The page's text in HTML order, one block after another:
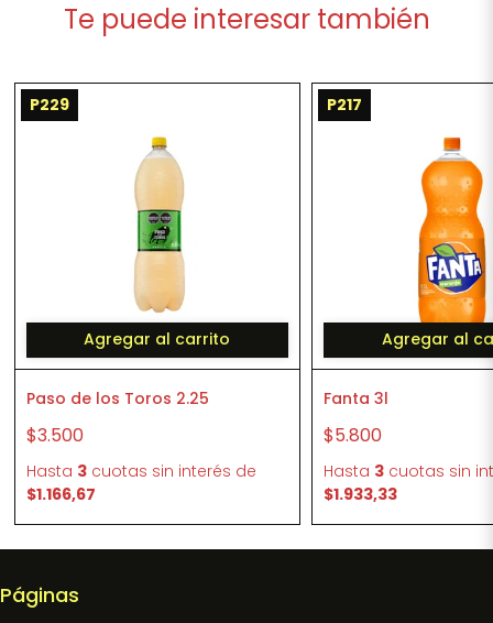
Te puede interesar también
P229
Agregar al carrito
Paso de los Toros 2.25
$3.500
Hasta 3cuotas sin interés de
$1.166,67
P217
Agregar al
Fanta 3l
$5.800
Hasta 3 cuotas sin
$1.933,33
Páginas